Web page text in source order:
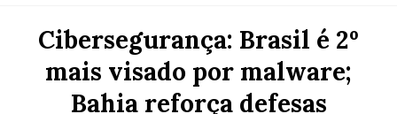
Cibersegurança: Brasil é 2º
mais visado por malware;
Bahia reforça defesas